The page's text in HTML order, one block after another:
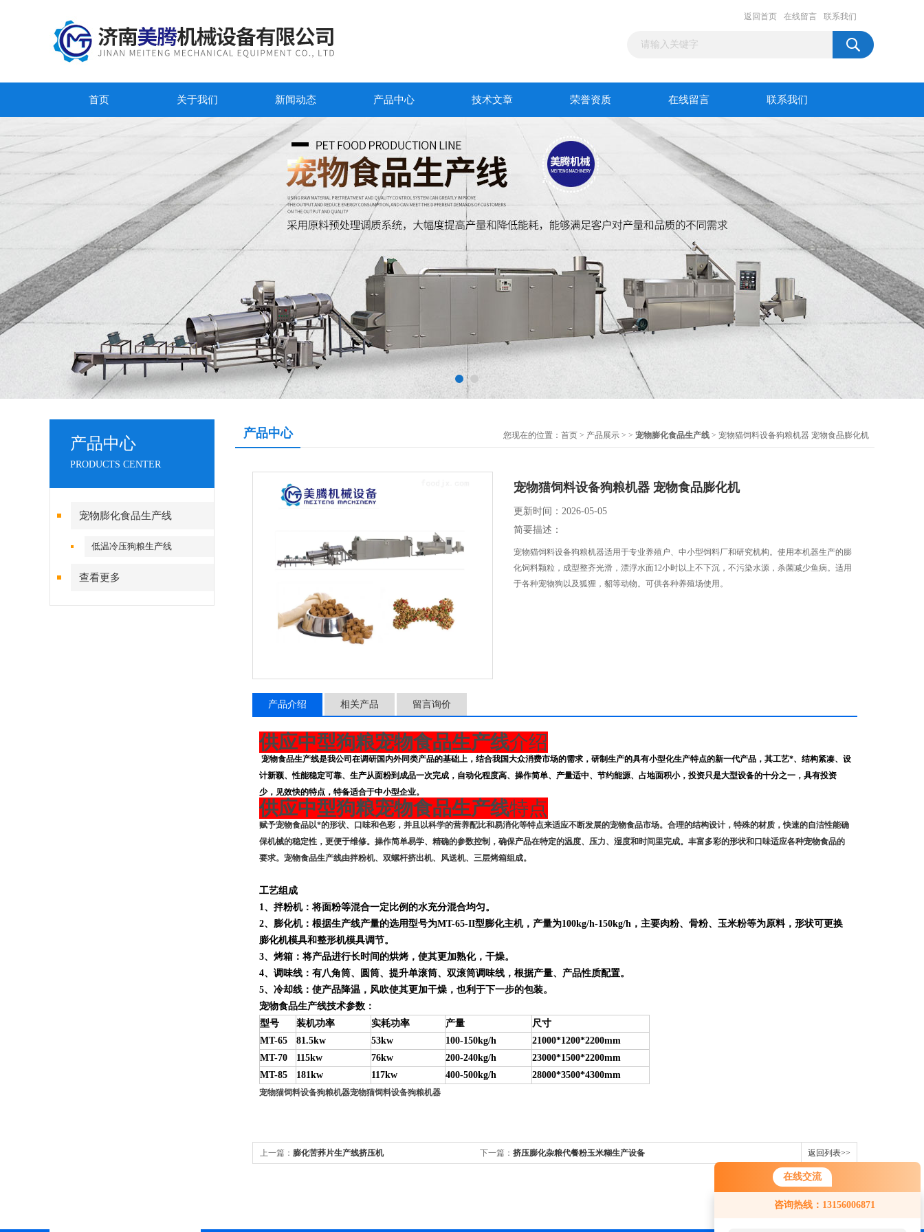
在线交流
咨询热线：13156006871
返回首页 在线留言 联系我们
首页 关于我们 新闻动态 产品中心 技术文章 荣誉资质 在线留言 联系我们
产品中心
PRODUCTS CENTER
宠物膨化食品生产线
低温冷压狗粮生产线
查看更多
产品中心 您现在的位置： 首页 > 产品展示 > > 宠物膨化食品生产线 > 宠物猫饲料设备狗粮机器 宠物食品膨化机
宠物猫饲料设备狗粮机器 宠物食品膨化机
更新时间：2026-05-05
简要描述：
宠物猫饲料设备狗粮机器适用于专业养殖户、中小型饲料厂和研究机构。使用本机器生产的膨
化饲料颗粒，成型整齐光滑，漂浮水面12小时以上不下沉，不污染水源，杀菌减少鱼病。适用
于各种宠物狗以及狐狸，貂等动物。可供各种养殖场使用。
产品介绍 相关产品 留言询价
供应中型狗粮宠物食品生产线介绍
宠物食品生产线是我公司在调研国内外同类产品的基础上，结合我国大众消费市场的需求，研制生产的具有小型化生产特点的新一代产品，其工艺*、结构紧凑、设
计新颖、性能稳定可靠、生产从面粉到成品一次完成，自动化程度高、操作简单、产量适中、节约能源、占地面积小，投资只是大型设备的十分之一，具有投资
少，见效快的特点，特备适合于中小型企业。
供应中型狗粮宠物食品生产线特点
赋予宠物食品以*的形状、口味和色彩，并且以科学的营养配比和易消化等特点来适应不断发展的宠物食品市场。合理的结构设计，特殊的材质，快速的自洁性能确
保机械的稳定性，更便于维修。操作简单易学、精确的参数控制，确保产品在特定的温度、压力、湿度和时间里完成。丰富多彩的形状和口味适应各种宠物食品的
要求。宠物食品生产线由拌粉机、双螺杆挤出机、风送机、三层烤箱组成。
工艺组成
1、拌粉机：将面粉等混合一定比例的水充分混合均匀。
2、膨化机：根据生产线产量的选用型号为MT-65-II型膨化主机，产量为100kg/h-150kg/h，主要肉粉、骨粉、玉米粉等为原料，形状可更换
膨化机模具和整形机模具调节。
3、烤箱：将产品进行长时间的烘烤，使其更加熟化，干燥。
4、调味线：有八角筒、圆筒、提升单滚筒、双滚筒调味线，根据产量、产品性质配置。
5、冷却线：使产品降温，风吹使其更加干燥，也利于下一步的包装。
宠物食品生产线技术参数：
型号
装机功率 实耗功率 产量
尺寸
MT-65
81.5kw 53kw 100-150kg/h
21000*1200*2200mm
MT-70
115kw 76kw 200-240kg/h
23000*1500*2200mm
MT-85
181kw 117kw 400-500kg/h 28000*3500*4300mm
宠物猫饲料设备狗粮机器宠物猫饲料设备狗粮机器
上一篇： 膨化苦荞片生产线挤压机 下一篇： 挤压膨化杂粮代餐粉玉米糊生产设备 返回列表>>